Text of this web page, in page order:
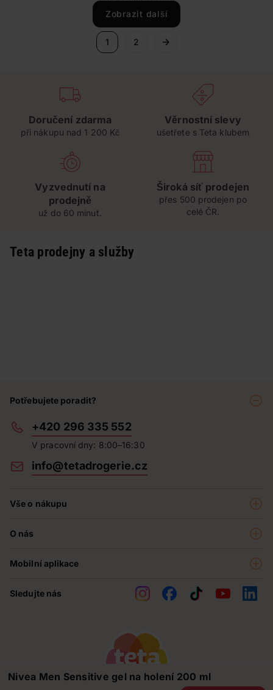
Nivea Men Sensitive gel na holení 200 ml
Zobrazit další
1 2
Doručení zdarma
při nákupu nad 1 200 Kč
Věrnostní slevy
ušetřete s Teta klubem
Vyzvednutí na
prodejně
už do 60 minut.
Široká síť prodejen
přes 500 prodejen po
celé ČR.
Teta prodejny a služby
Potřebujete poradit?
+420 296 335 552
V pracovní dny: 8:00–16:30
info@tetadrogerie.cz
Vše o nákupu
Prodejny
Obchodní podmínky
O nás
Teta pomáhá
Kontakty
Mobilní aplikace
Sledujte nás